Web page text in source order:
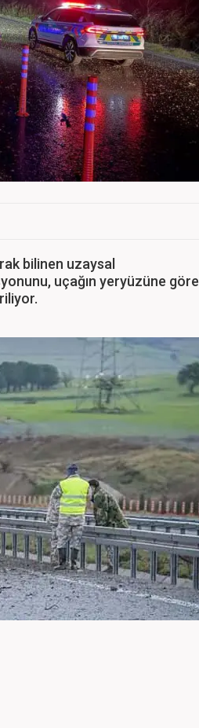
bilinen uzaysal
uçağın yeryüzüne göre